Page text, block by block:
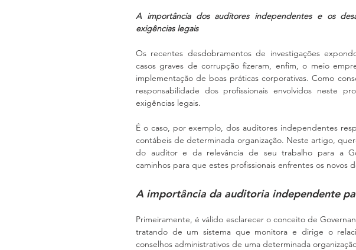
A importância dos auditores independentes e os
exigências legais
Os recentes desdobramentos de investigações
casos graves de corrupção fizeram, enfim, o meio
implementação de boas práticas corporativas. Como
responsabilidade dos profissionais envolvidos neste
exigências legais.
É o caso, por exemplo, dos auditores independentes
contábeis de determinada organização. Neste artigo,
do auditor e da relevância de seu trabalho para a
caminhos para que estes profissionais enfrentes os
A importância da auditoria independente
Primeiramente, é válido esclarecer o conceito de
tratando de um sistema que monitora e dirige o
conselhos administrativos de uma determinada